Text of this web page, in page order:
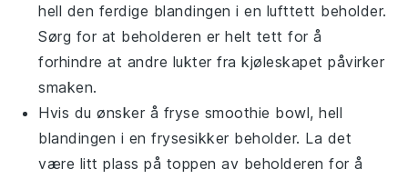
hell den ferdige blandingen i en lufttett beholder.
Sørg for at beholderen er helt tett for å
forhindre at andre lukter fra kjøleskapet påvirker
smaken.
Hvis du ønsker å fryse smoothie bowl, hell
blandingen i en frysesikker beholder. La det
være litt plass på toppen av beholderen for å